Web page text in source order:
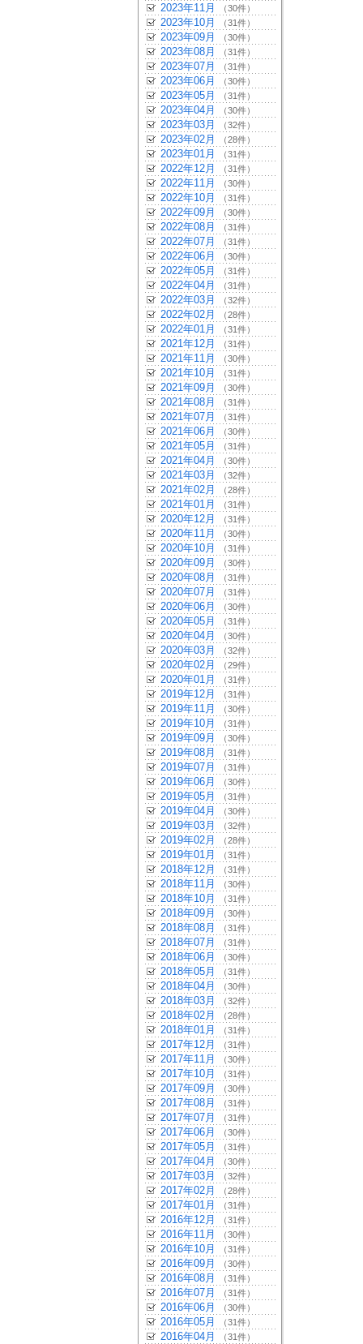
2023年11月 （30件）
2023年10月 （31件）
2023年09月 （30件）
2023年08月 （31件）
2023年07月 （31件）
2023年06月 （30件）
2023年05月 （31件）
2023年04月 （30件）
2023年03月 （32件）
2023年02月 （28件）
2023年01月 （31件）
2022年12月 （31件）
2022年11月 （30件）
2022年10月 （31件）
2022年09月 （30件）
2022年08月 （31件）
2022年07月 （31件）
2022年06月 （30件）
2022年05月 （31件）
2022年04月 （31件）
2022年03月 （32件）
2022年02月 （28件）
2022年01月 （31件）
2021年12月 （31件）
2021年11月 （30件）
2021年10月 （31件）
2021年09月 （30件）
2021年08月 （31件）
2021年07月 （31件）
2021年06月 （30件）
2021年05月 （31件）
2021年04月 （30件）
2021年03月 （32件）
2021年02月 （28件）
2021年01月 （31件）
2020年12月 （31件）
2020年11月 （30件）
2020年10月 （31件）
2020年09月 （30件）
2020年08月 （31件）
2020年07月 （31件）
2020年06月 （30件）
2020年05月 （31件）
2020年04月 （30件）
2020年03月 （32件）
2020年02月 （29件）
2020年01月 （31件）
2019年12月 （31件）
2019年11月 （30件）
2019年10月 （31件）
2019年09月 （30件）
2019年08月 （31件）
2019年07月 （31件）
2019年06月 （30件）
2019年05月 （31件）
2019年04月 （30件）
2019年03月 （32件）
2019年02月 （28件）
2019年01月 （31件）
2018年12月 （31件）
2018年11月 （30件）
2018年10月 （31件）
2018年09月 （30件）
2018年08月 （31件）
2018年07月 （31件）
2018年06月 （30件）
2018年05月 （31件）
2018年04月 （30件）
2018年03月 （32件）
2018年02月 （28件）
2018年01月 （31件）
2017年12月 （31件）
2017年11月 （30件）
2017年10月 （31件）
2017年09月 （30件）
2017年08月 （31件）
2017年07月 （31件）
2017年06月 （30件）
2017年05月 （31件）
2017年04月 （30件）
2017年03月 （32件）
2017年02月 （28件）
2017年01月 （31件）
2016年12月 （31件）
2016年11月 （30件）
2016年10月 （31件）
2016年09月 （30件）
2016年08月 （31件）
2016年07月 （31件）
2016年06月 （30件）
2016年05月 （31件）
2016年04月 （31件）